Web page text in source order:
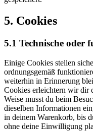
5. Cookies
5.1 Technische oder
Einige Cookies stellen
ordnungsgemäß
weiterhin in Erinnerung
Cookies erleichtern wir dir
Weise musst du beim
dieselben Informationen
in deinem Warenkorb, bis
ohne deine Einwilligung